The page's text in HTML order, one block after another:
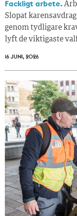
Fackligt arbete.
Slopat
genom tydligare
lyft de viktigaste
16 JUNI, 2026